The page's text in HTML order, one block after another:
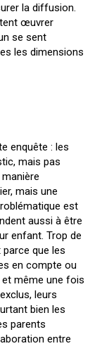
la diffusion.
œuvrer
se sent
les dimensions
enquête : les
mais pas
mais une
est
aussi à être
enfant. Trop de
que les
en compte ou
même une fois
leurs
bien les
parents
entre